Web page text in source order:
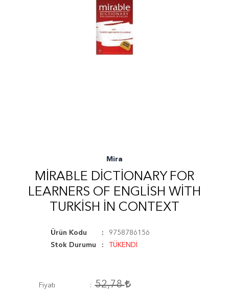
Mira
MIRABLE DICTIONARY FOR
LEARNERS OF ENGLISH WITH
TURKISH IN CONTEXT
Ürün Kodu
9758786156
Stok Durumu
TÜKENDİ
Fiyatı 52,78